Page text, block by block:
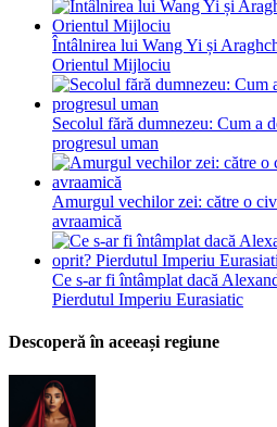
Întâlnirea lui Wang Yi și
Orientul Mijlociu
Secolul fără dumnezeu: Cum a
progresul uman
Amurgul vechilor zei: către o
avraamică
Ce s-ar fi întâmplat dacă
Pierdutul Imperiu Eurasiatic
Descoperă în aceeași regiune